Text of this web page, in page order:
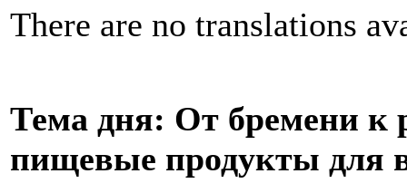
There are no translations
Тема дня: От бремени к
пищевые продукты для